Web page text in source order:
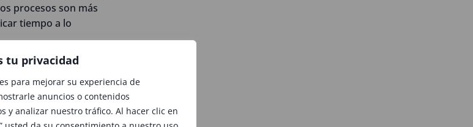
tu privacidad
para mejorar su experiencia de
anuncios o contenidos
y analizar nuestro tráfico. Al hacer clic en
procesos son más
tiempo a lo
almacenamiento
digitalizado sirve
mismo estándar.